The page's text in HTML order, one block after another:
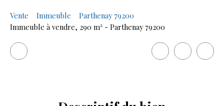
Vente Immeuble
Parthenay 79200
Immeuble à vendre, 290 m² - Parthenay 79200